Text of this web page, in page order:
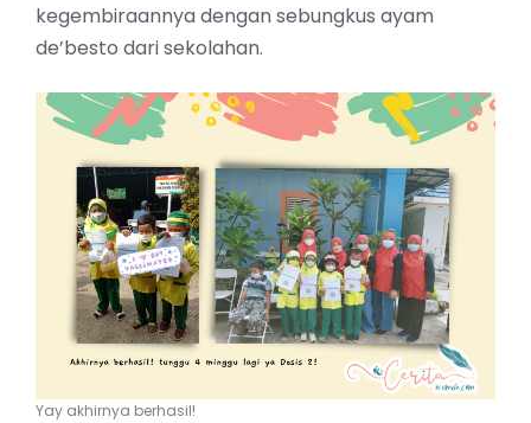
kegembiraannya dengan sebungkus ayam
de’besto dari sekolahan.
Yay akhirnya berhasil!